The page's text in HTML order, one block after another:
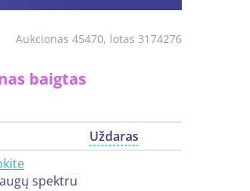
Aukcionas 45470, lotas 3174276
baigtas
Uždaras
spektru